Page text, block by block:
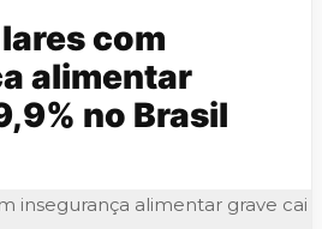
com
alimentar
no Brasil